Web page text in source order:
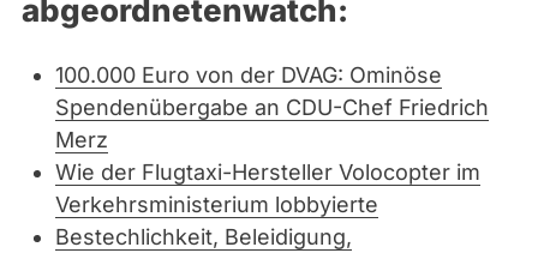
abgeordnetenwatch:
100.000 Euro von der DVAG: Ominöse
Spendenübergabe an CDU-Chef Friedrich
Merz
Wie der Flugtaxi-Hersteller Volocopter im
Verkehrsministerium lobbyierte
Bestechlichkeit, Beleidigung,